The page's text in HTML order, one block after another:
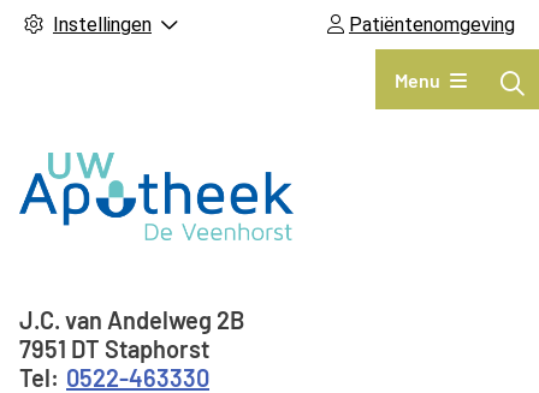
Instellingen Patiëntenomgeving
Hoofdmenu
Menu
Adresgegevens
J.C. van Andelweg 2B
7951 DT Staphorst
0522-463330